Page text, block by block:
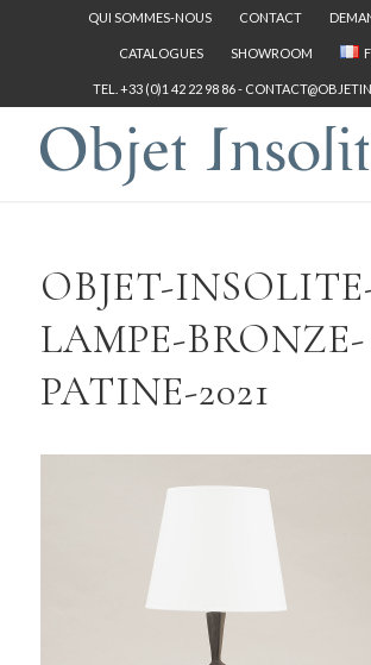
QUI SOMMES-NOUS CONTACT
CATALOGUES SHOWROOM
TEL. +33 (0)1 42 22 98 86 -
OBJET-
LAMPE-BRONZE-
PATINE-2021